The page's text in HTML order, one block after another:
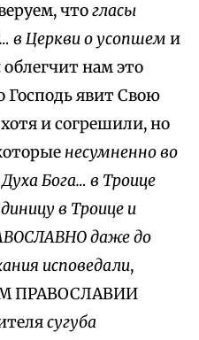
чтогласы
в Церкви о усопшем и
облегчит нам это
Господь явит Свою
и согрешили, но
несумненно во
Бога… в Троице
в Троице и
даже до
исповедали,
ПРАВОСЛАВИИ
сугуба